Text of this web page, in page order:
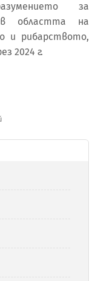
за
областта на
и рибарството,
2024 г.